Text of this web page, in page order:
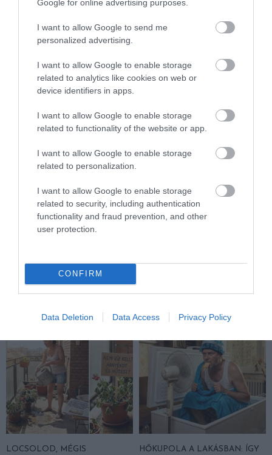
Google for online advertising purposes.
I want to allow Google to send me
personalized advertising.
I want to allow Google to enable storage
related to analytics like cookies on web or
device identifiers in apps.
I want to allow Google to enable storage
related to functionality of the website or app.
I want to allow Google to enable storage
related to personalization.
I want to allow Google to enable storage
related to security, including authentication
functionality and fraud prevention, and other
user protection.
CONFIRM
Data Deletion Data Access Privacy Policy
1.1k
MEGOSZTÁS
NÖVÉNY SZOBANÖVÉNY
KAPCSOLÓDÓ OLVASMÁNY
LOCSOLOD, MÉGIS
HŐKUPOLA A LAKÁSBAN: ÍGY